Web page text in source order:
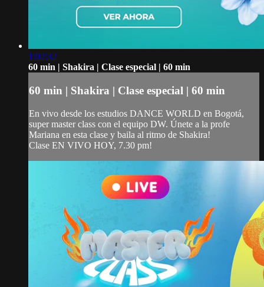
1:02:32
60 min | Shakira | Clase especial | 60 min
60 min | Shakira | Clase especial | 60 min
En vivo desde los estudios DANCE WORLD en Bogotá,
super master class con el equipo DW. Únete a la profe
Mariana en esta clase y baila al ritmo de Shakira!
Clase EN VIVO HOY, 7.30 pm!